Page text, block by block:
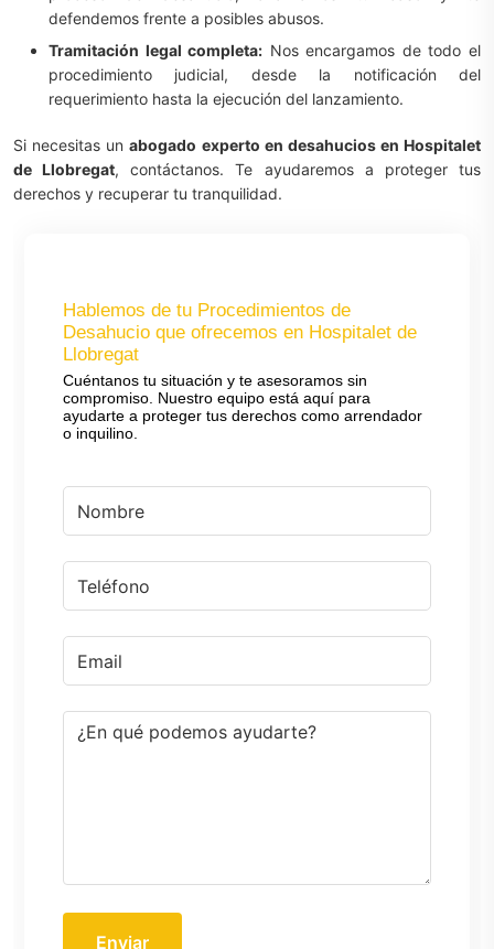
defendemos frente a posibles abusos.
Tramitación legal completa: Nos encargamos de todo el
procedimiento judicial, desde la notificación del
requerimiento hasta la ejecución del lanzamiento.
Si necesitas unabogado experto en desahucios en Hospitalet
de Llobregat, contáctanos. Te ayudaremos a proteger tus
derechos y recuperar tu tranquilidad.
Hablemos de tu Procedimientos de
Desahucio que ofrecemos en Hospitalet de
Llobregat
Cuéntanos tu situación y te asesoramos sin
compromiso. Nuestro equipo está aquí para
ayudarte a proteger tus derechos como arrendador
o inquilino.
Enviar